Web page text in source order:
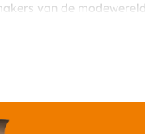
van de
accessoires voegen een
Of het nu gaat om
uitziet.